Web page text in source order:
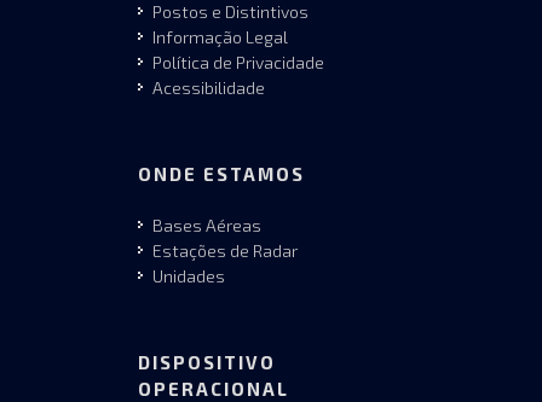
Postos e Distintivos
Informação Legal
Política de Privacidade
Acessibilidade
ONDE ESTAMOS
Bases Aéreas
Estações de Radar
Unidades
DISPOSITIVO
OPERACIONAL